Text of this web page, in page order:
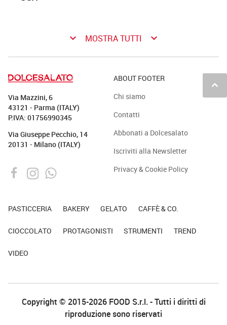
keyboard_arrow_down MOSTRA TUTTI keyboard_arrow_down
keyboard_arrow_up
Via Mazzini, 6
43121 - Parma (ITALY)
P.IVA: 01756990345
Via Giuseppe Pecchio, 14
20131 - Milano (ITALY)
ABOUT FOOTER
Chi siamo
Contatti
Abbonati a Dolcesalato
Iscriviti alla Newsletter
Privacy & Cookie Policy
PASTICCERIA BAKERY GELATO CAFFÈ & CO.
CIOCCOLATO PROTAGONISTI STRUMENTI TREND
VIDEO
Copyright © 2015-2026 FOOD S.r.l. - Tutti i diritti di
riproduzione sono riservati